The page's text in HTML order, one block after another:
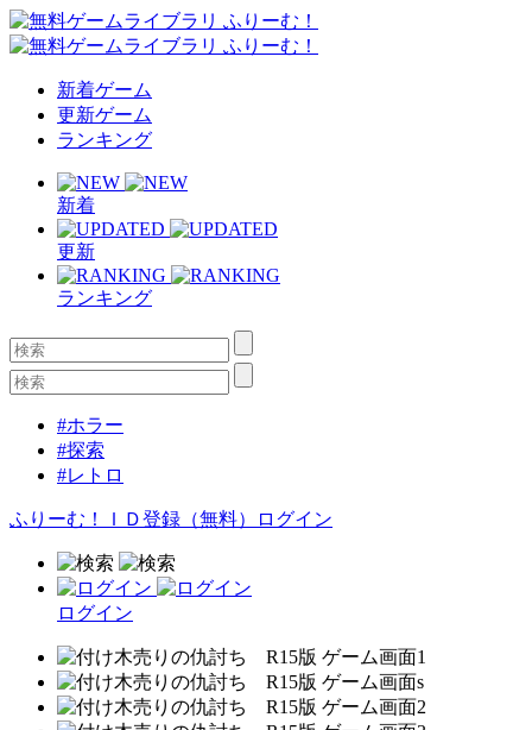
新着ゲーム
更新ゲーム
ランキング
新着
更新
ランキング
#ホラー
#探索
#レトロ
ふりーむ！ＩＤ登録（無料） ログイン
ログイン